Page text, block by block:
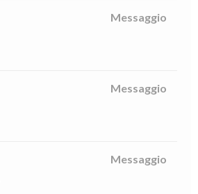
Messaggio
Messaggio
Messaggio